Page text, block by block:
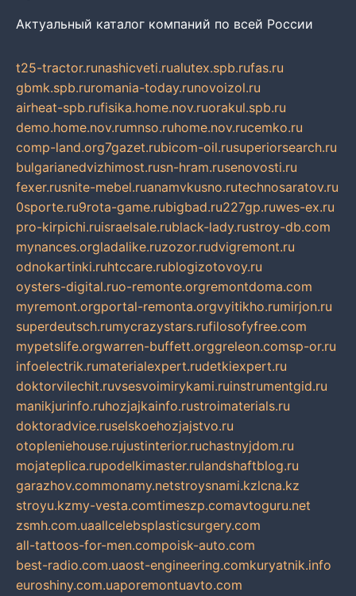
Актуальный каталог компаний по всей России
t25-tractor.runashicveti.rualutex.spb.rufas.ru
gbmk.spb.ruromania-today.runovoizol.ru
airheat-spb.rufisika.home.nov.ruorakul.spb.ru
demo.home.nov.rumnso.ruhome.nov.rucemko.ru
comp-land.org7gazet.rubicom-oil.rusuperiorsearch.ru
bulgarianedvizhimost.rusn-hram.rusenovosti.ru
fexer.rusnite-mebel.ruanamvkusno.rutechnosaratov.ru
0sporte.ru9rota-game.rubigbad.ru227gp.ruwes-ex.ru
pro-kirpichi.ruisraelsale.rublack-lady.rustroy-db.com
mynances.orgladalike.ruzozor.rudvigremont.ru
odnokartinki.ruhtccare.rublogizotovoy.ru
oysters-digital.ruo-remonte.orgremontdoma.com
myremont.orgportal-remonta.orgvyitikho.rumirjon.ru
superdeutsch.rumycrazystars.rufilosofyfree.com
mypetslife.orgwarren-buffett.orggreleon.comsp-or.ru
infoelectrik.rumaterialexpert.rudetkiexpert.ru
doktorvilechit.ruvsesvoimirykami.ruinstrumentgid.ru
manikjurinfo.ruhozjajkainfo.rustroimaterials.ru
doktoradvice.ruselskoehozjajstvo.ru
otopleniehouse.rujustinterior.ruchastnyjdom.ru
mojateplica.rupodelkimaster.rulandshaftblog.ru
garazhov.commonamy.netstroysnami.kzlcna.kz
stroyu.kzmy-vesta.comtimeszp.comavtoguru.net
zsmh.com.uaallcelebsplasticsurgery.com
all-tattoos-for-men.compoisk-auto.com
best-radio.com.uaost-engineering.comkuryatnik.info
euroshiny.com.uaporemontuavto.com